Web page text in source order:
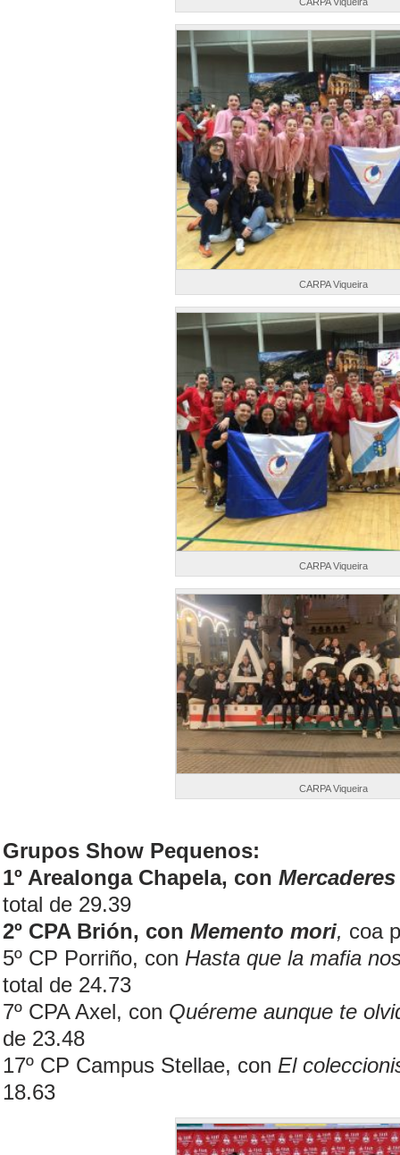
CARPA Viqueira
CARPA Viqueira
CARPA Viqueira
Grupos Show Pequenos:
1º Arealonga Chapela, con
total de 29.39
2º CPA Brión, con Memento mori, coa
5º CP Porriño, con Hasta que la mafia
total de 24.73
7º CPA Axel, con Quéreme aunque te
de 23.48
17º CP Campus Stellae, con El
18.63